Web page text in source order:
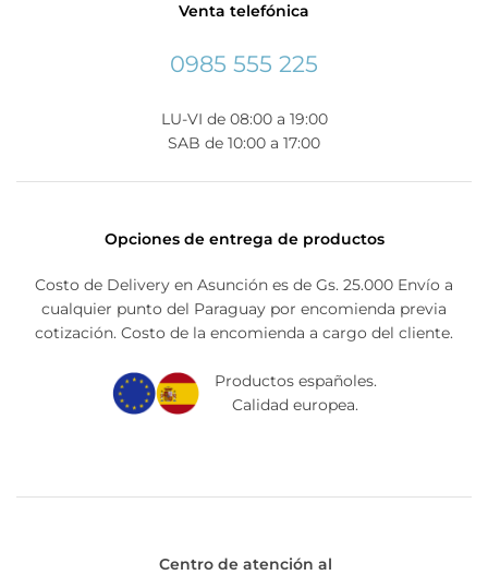
Venta telefónica
0985 555 225
LU-VI de 08:00 a 19:00
SAB de 10:00 a 17:00
Opciones de entrega de productos
Costo de Delivery en Asunción es de Gs. 25.000 Envío a
cualquier punto del Paraguay por encomienda previa
cotización. Costo de la encomienda a cargo del cliente.
Productos españoles.
Calidad europea.
Centro de atención al